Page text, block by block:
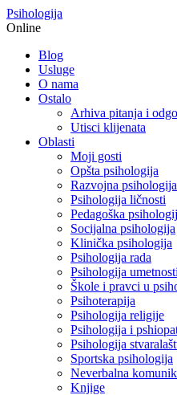
Psihologija
Online
Blog
Usluge
O nama
Ostalo
Arhiva pitanja i
Utisci klijenata
Oblasti
Moji gosti
Opšta psihologija
Razvojna psihologija
Psihologija ličnosti
Pedagoška
Socijalna psihologija
Klinička psihologija
Psihologija rada
Psihologija umetnosti
Škole i pravci u
Psihoterapija
Psihologija religije
Psihologija i
Psihologija
Sportska psihologija
Neverbalna
Knjige